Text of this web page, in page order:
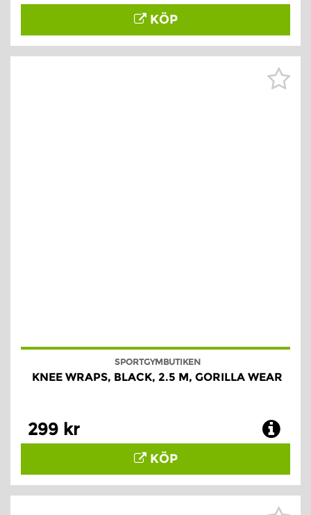
KÖP
SPORTGYMBUTIKEN
KNEE WRAPS, BLACK, 2.5 M, GORILLA WEAR
299 kr
KÖP